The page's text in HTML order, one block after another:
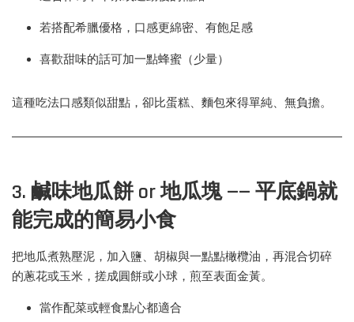
若搭配希臘優格，口感更綿密、有飽足感
喜歡甜味的話可加一點蜂蜜（少量）
這種吃法口感類似甜點，卻比蛋糕、麵包來得單純、無負擔。
3. 鹹味地瓜餅 or 地瓜塊 —— 平底鍋就
能完成的簡易小食
把地瓜煮熟壓泥，加入鹽、胡椒與一點點橄欖油，再混合切碎
的蔥花或玉米，搓成圓餅或小球，煎至表面金黃。
當作配菜或輕食點心都適合